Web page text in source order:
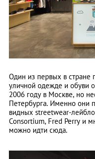
Один из первых в стране
уличной одежде и обуви
2006 году в Москве, но
Петербурга. Именно они
видных streetwear-
Consortium, Fred Perry и
можно идти сюда.